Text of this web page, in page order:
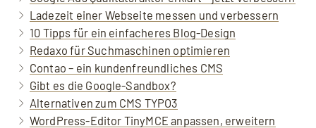
Ladezeit einer Webseite messen und verbessern
10 Tipps für ein einfacheres Blog-Design
Redaxo für Suchmaschinen optimieren
Contao – ein kundenfreundliches CMS
Gibt es die Google-Sandbox?
Alternativen zum CMS TYPO3
WordPress-Editor TinyMCE anpassen, erweitern